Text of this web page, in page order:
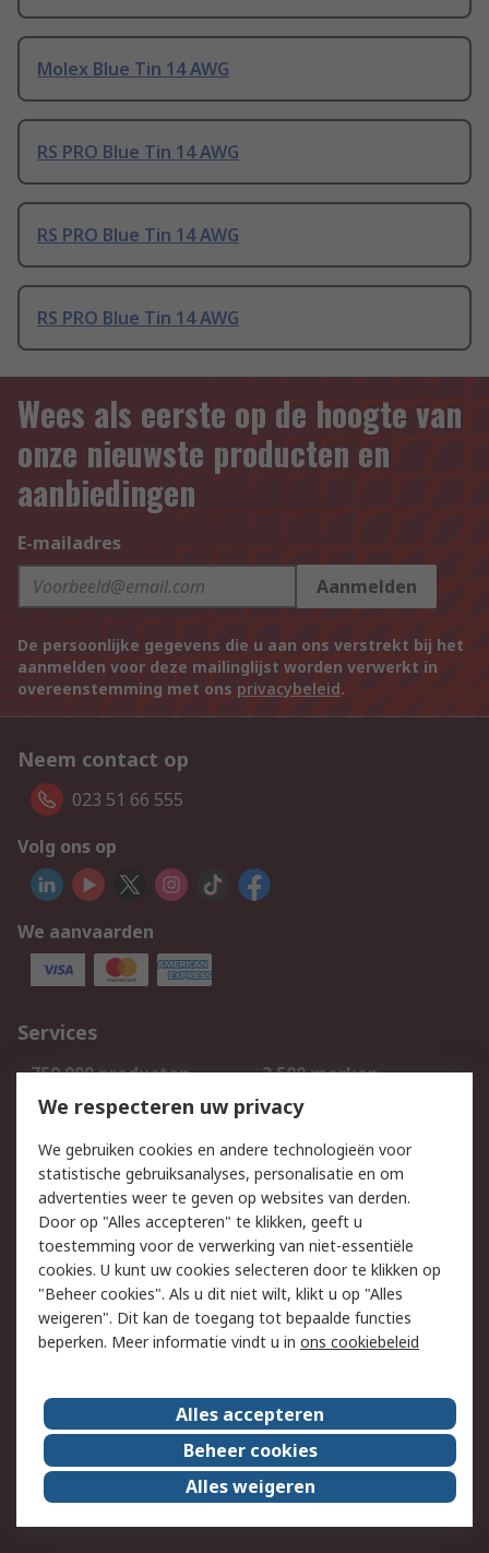
Molex Blue Tin 14 AWG
RS PRO Blue Tin 14 AWG
RS PRO Blue Tin 14 AWG
RS PRO Blue Tin 14 AWG
Wees als eerste op de hoogte van
onze nieuwste producten en
aanbiedingen
E-mailadres
Aanmelden
De persoonlijke gegevens die u aan ons verstrekt bij het
aanmelden voor deze mailinglijst worden verwerkt in
overeenstemming met ons privacybeleid.
Neem contact op
023 51 66 555
Volg ons op
We aanvaarden
Services
750.000 producten
2.500 merken
Bestellen
Inkoopoplossingen
Track & Trace
Wettelijk
Cookiebeleid
Email veiligheid
Privacybeleid
Websitevoorwaarden
Algemene
verkoopvoorwaarden
Over RS
RS Group
Over ons
RS wereldwijd
Werken bij RS
ESG
We respecteren uw privacy
We gebruiken cookies en andere technologieën voor
statistische gebruiksanalyses, personalisatie en om
advertenties weer te geven op websites van derden.
Door op "Alles accepteren" te klikken, geeft u
toestemming voor de verwerking van niet-essentiële
cookies. U kunt uw cookies selecteren door te klikken op
"Beheer cookies". Als u dit niet wilt, klikt u op "Alles
weigeren". Dit kan de toegang tot bepaalde functies
beperken. Meer informatie vindt u in ons cookiebeleid
Alles accepteren
Beheer cookies
Alles weigeren